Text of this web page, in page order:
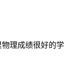
理成绩很好的学